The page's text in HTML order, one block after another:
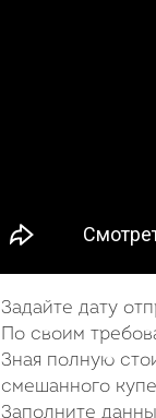
Задайте дату
По своим
Зная полную
смешанного
Заполните